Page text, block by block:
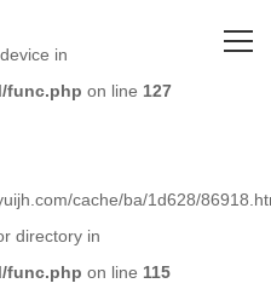
in
func.php on line 127
cache/ba/1d628/
directory in
func.php on line 115